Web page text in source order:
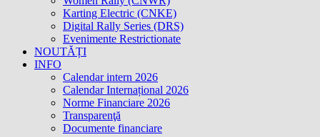
Karting Electric (CNKE)
Digital Rally Series (DRS)
Evenimente Restrictionate
NOUTĂȚI
INFO
Calendar intern 2026
Calendar Internațional 2026
Norme Financiare 2026
Transparenţă
Documente financiare